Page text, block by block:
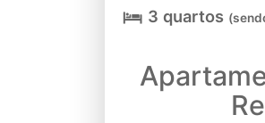
3 quartos